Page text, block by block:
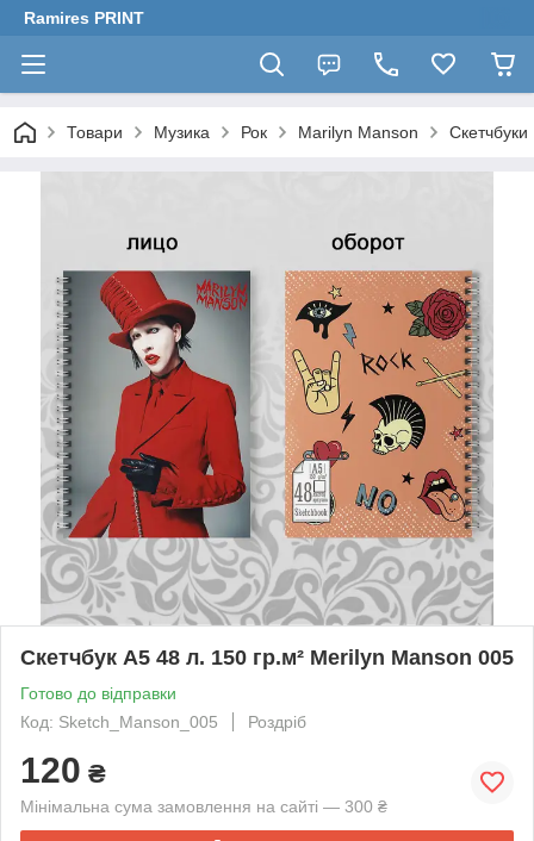
Ramires PRINT
Товари Музика Рок Marilyn Manson
Скетчбук А5 48 л. 150 гр.м² Merilyn Manson 005
Готово до відправки
Код: Sketch_Manson_005
Роздріб
120 ₴
Мінімальна сума замовлення на сайті — 300 ₴